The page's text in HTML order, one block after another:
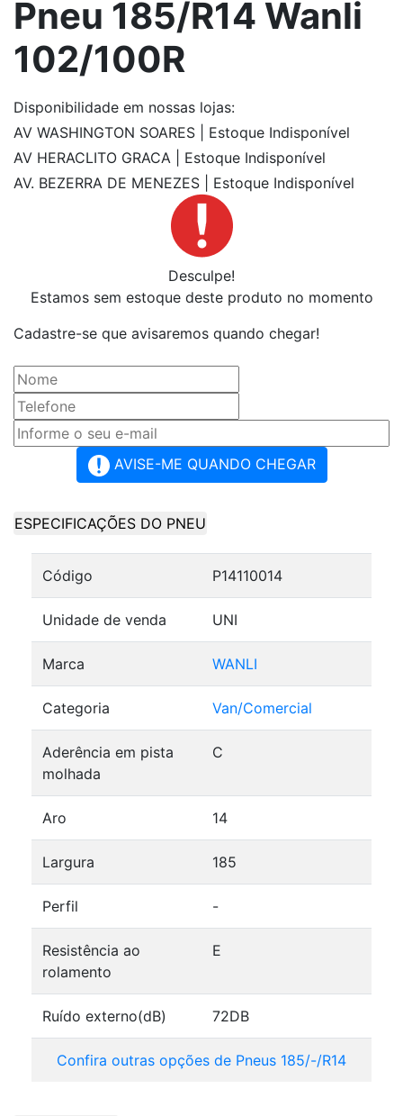
Pneu 185/R14 Wanli
102/100R
Disponibilidade em nossas lojas:
AV WASHINGTON SOARES | Estoque Indisponível
AV HERACLITO GRACA | Estoque Indisponível
AV. BEZERRA DE MENEZES | Estoque Indisponível
Desculpe!
Estamos sem estoque deste produto no momento
Cadastre-se que avisaremos quando chegar!
AVISE-ME QUANDO CHEGAR
ESPECIFICAÇÕES DO PNEU
Código P14110014
Unidade de venda UNI
Marca WANLI
Categoria Van/Comercial
Aderência em pista
molhada
C
Aro 14
Largura 185
Perfil -
Resistência ao
rolamento
E
Ruído externo(dB) 72DB
Confira outras opções de Pneus 185/-/R14